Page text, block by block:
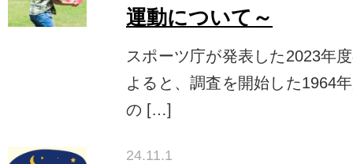
運動について～
スポーツ庁が発表した2023年
よると、調査を開始した1964
の […]
24.11.1